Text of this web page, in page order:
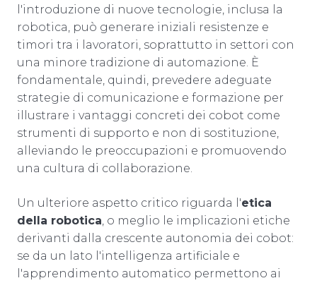
l'introduzione di nuove tecnologie, inclusa la
robotica, può generare iniziali resistenze e
timori tra i lavoratori, soprattutto in settori con
una minore tradizione di automazione. È
fondamentale, quindi, prevedere adeguate
strategie di comunicazione e formazione per
illustrare i vantaggi concreti dei cobot come
strumenti di supporto e non di sostituzione,
alleviando le preoccupazioni e promuovendo
una cultura di collaborazione.
Un ulteriore aspetto critico riguarda l'etica
della robotica, o meglio le implicazioni etiche
derivanti dalla crescente autonomia dei cobot:
se da un lato l'intelligenza artificiale e
l'apprendimento automatico permettono ai